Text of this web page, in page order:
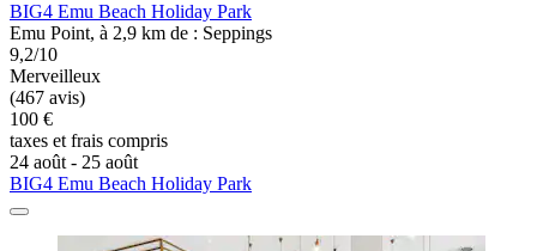
BIG4 Emu Beach Holiday Park
Emu Point, à 2,9 km de : Seppings
9,2/10
Merveilleux
(467 avis)
100 €
taxes et frais compris
24 août - 25 août
BIG4 Emu Beach Holiday Park